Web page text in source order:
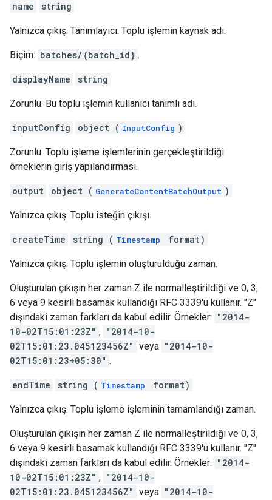
name string
Yalnızca çıkış. Tanımlayıcı. Toplu işlemin kaynak adı.
Biçim: batches/{batch_id} .
displayName string
Zorunlu. Bu toplu işlemin kullanıcı tanımlı adı.
inputConfig object ( InputConfig )
Zorunlu. Toplu işleme işlemlerinin gerçekleştirildiği
örneklerin giriş yapılandırması.
output object ( GenerateContentBatchOutput )
Yalnızca çıkış. Toplu isteğin çıkışı.
createTime string ( Timestamp format)
Yalnızca çıkış. Toplu işlemin oluşturulduğu zaman.
Oluşturulan çıkışın her zaman Z ile normalleştirildiği ve 0, 3,
6 veya 9 kesirli basamak kullandığı RFC 3339'u kullanır. "Z"
dışındaki zaman farkları da kabul edilir. Örnekler: "2014-
10-02T15:01:23Z" , "2014-10-
02T15:01:23.045123456Z" veya "2014-10-
02T15:01:23+05:30" .
endTime string ( Timestamp format)
Yalnızca çıkış. Toplu işleme işleminin tamamlandığı zaman.
Oluşturulan çıkışın her zaman Z ile normalleştirildiği ve 0, 3,
6 veya 9 kesirli basamak kullandığı RFC 3339'u kullanır. "Z"
dışındaki zaman farkları da kabul edilir. Örnekler: "2014-
10-02T15:01:23Z" , "2014-10-
02T15:01:23.045123456Z" veya "2014-10-